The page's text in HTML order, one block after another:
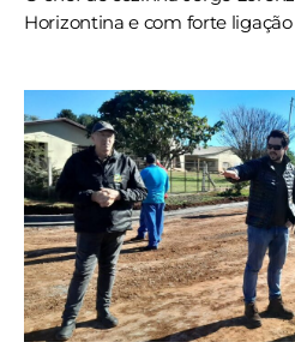
Horizontina e com forte